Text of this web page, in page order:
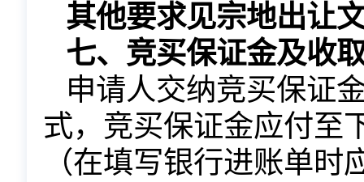
其他要求见宗地出让
七、竞买保证金及收
申请人交纳竞买保证
式，竞买保证金应付至
（在填写银行进账单时